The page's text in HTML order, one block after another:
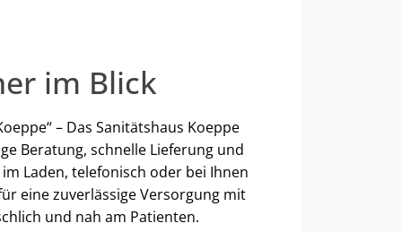
im Blick
– Das Sanitätshaus Koeppe
Beratung, schnelle Lieferung und
Laden, telefonisch oder bei Ihnen
eine zuverlässige Versorgung mit
und nah am Patienten.